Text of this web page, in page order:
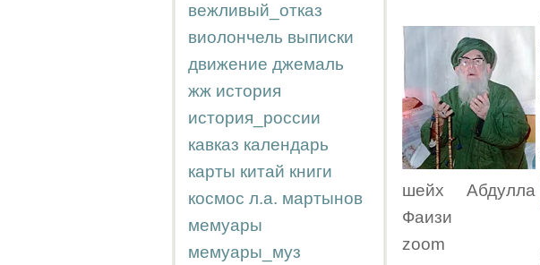
вежливый_отказ
виолончель выписки
движение джемаль
жж история
история_россии
кавказ календарь
карты китай книги
космос л.а. мартынов
мемуары
мемуары_муз
шейх Абдулла
Фаизи
zoom